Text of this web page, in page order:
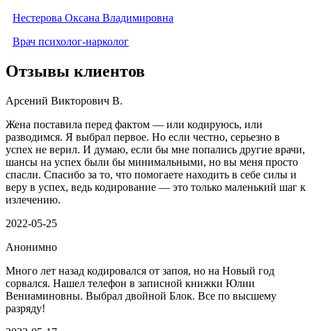
Нестерова Оксана Владимировна
Врач психолог-нарколог
Отзывы клиентов
Арсений Викторович В.
Жена поставила перед фактом — или кодируюсь, или
разводимся. Я выбрал первое. Но если честно, серьезно в
успех не верил. И думаю, если бы мне попались другие врачи,
шансы на успех были бы минимальными, но вы меня просто
спасли. Спасибо за то, что помогаете находить в себе силы и
веру в успех, ведь кодирование — это только маленький шаг к
излечению.
2022-05-25
Анонимно
Много лет назад кодировался от запоя, но на Новый год
сорвался. Нашел телефон в записной книжки Юлии
Вениаминовны. Выбрал двойной Блок. Все по высшему
разряду!